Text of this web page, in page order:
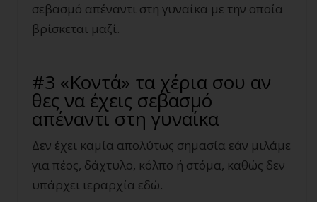
σεβασμό απέναντι στη γυναίκα με την οποία
βρίσκεται μαζί.
#3 «Κοντά» τα χέρια σου αν
θες να έχεις σεβασμό
απέναντι στη γυναίκα
Δεν έχει καμία απολύτως σημασία εάν μιλάμε
για πέος, δάχτυλο, κόλπο ή στόμα, καθώς δεν
υπάρχει ιεραρχία εδώ.